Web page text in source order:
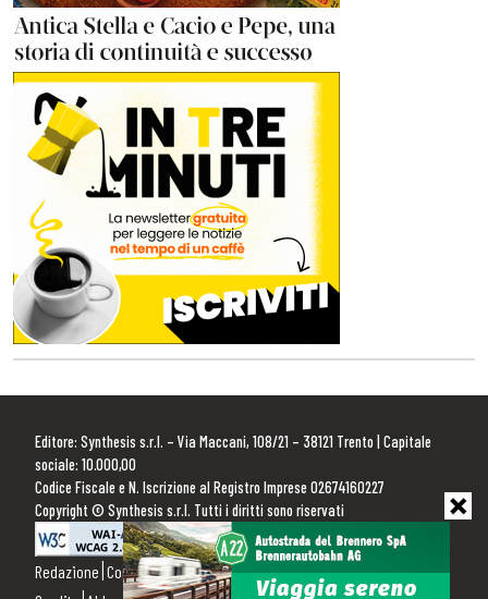
Editore: Synthesis s.r.l. – Via Maccani, 108/21 – 38121 Trento | Capitale
sociale: 10.000,00
Codice Fiscale e N. Iscrizione al Registro Imprese 02674160227
Copyright © Synthesis s.r.l. Tutti i diritti sono riservati
Redazione Contattaci Pubblicità Privacy Policy Cookie Policy